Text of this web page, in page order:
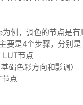
例，调色的节点是有
要是4个步骤，分别是
节点
础色彩方向和影调）
点